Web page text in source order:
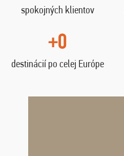
spokojných klientov
+0
destinácií po celej Európe